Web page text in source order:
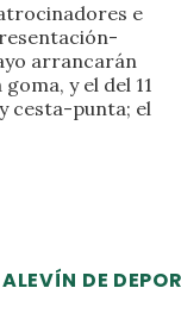
e
arrancarán
y el del 11
cesta-punta; el
DE